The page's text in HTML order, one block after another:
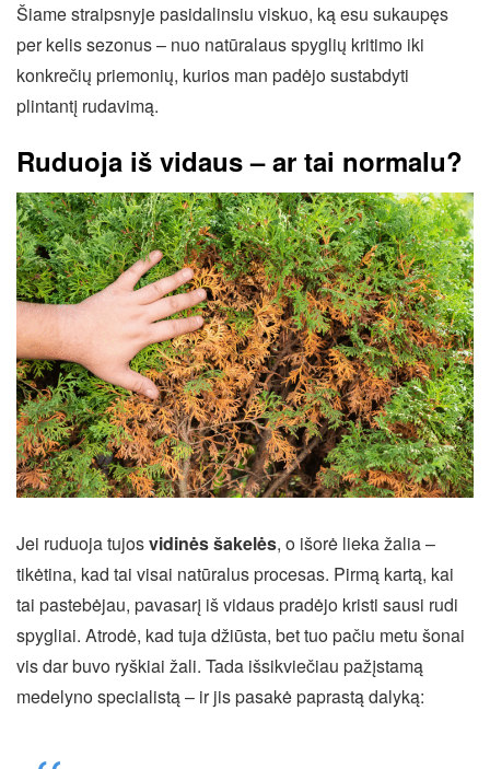
Šiame straipsnyje pasidalinsiu viskuo, ką esu sukaupęs
per kelis sezonus – nuo natūralaus spyglių kritimo iki
konkrečių priemonių, kurios man padėjo sustabdyti
plintantį rudavimą.
Ruduoja iš vidaus – ar tai normalu?
Jei ruduoja tujosvidinės šakelės, o išorė lieka žalia –
tikėtina, kad tai visai natūralus procesas. Pirmą kartą, kai
tai pastebėjau, pavasarį iš vidaus pradėjo kristi sausi rudi
spygliai. Atrodė, kad tuja džiūsta, bet tuo pačiu metu šonai
vis dar buvo ryškiai žali. Tada išsikviečiau pažįstamą
medelyno specialistą – ir jis pasakė paprastą dalyką: